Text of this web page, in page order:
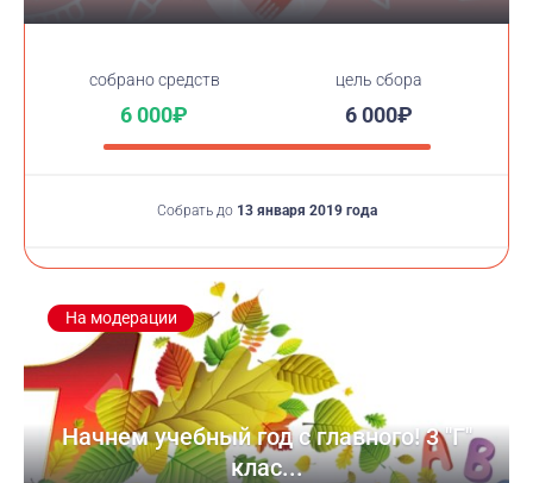
cобрано средств
6 000₽
цель сбора
6 000₽
Собрать до 13 января 2019 года
На модерации
Начнем учебный год с главного! 3 "Г"
клас...